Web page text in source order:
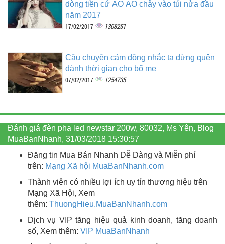
dòng tiền cứ ÀO ÀO chảy vào túi nửa đầu
năm 2017
17/02/2017 1368251
Câu chuyện cảm động nhắc ta đừng quên
dành thời gian cho bố mẹ
07/02/2017 1254735
Đánh giá đèn pha led newstar 200w, 80032, Ms Yên, Blog
MuaBanNhanh, 31/03/2018 15:30:57
Đăng tin Mua Bán Nhanh Dễ Dàng và Miễn phí
trên: Mạng Xã hội MuaBanNhanh.com
Thành viên có nhiều lợi ích uy tín thương hiệu trên
Mạng Xã Hội, Xem
thêm: ThuongHieu.MuaBanNhanh.com
Dịch vụ VIP tăng hiệu quả kinh doanh, tăng doanh
số, Xem thêm: VIP MuaBanNhanh